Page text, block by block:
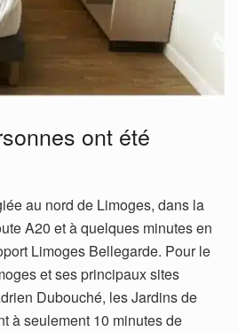
ont été
au nord de Limoges, dans la
A20 et à quelques minutes en
Limoges Bellegarde. Pour le
et ses principaux sites
Dubouché, les Jardins de
à seulement 10 minutes de